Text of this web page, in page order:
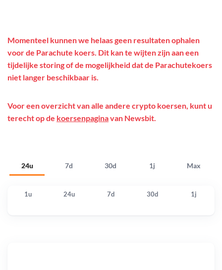
24u 7d 30d 1j Max
Momenteel kunnen we helaas geen resultaten ophalen
voor de Parachute koers. Dit kan te wijten zijn aan een
tijdelijke storing of de mogelijkheid dat de Parachutekoers
niet langer beschikbaar is.
Voor een overzicht van alle andere crypto koersen, kunt u
terecht op de koersenpaginavan Newsbit.
1u 24u 7d 30d 1j